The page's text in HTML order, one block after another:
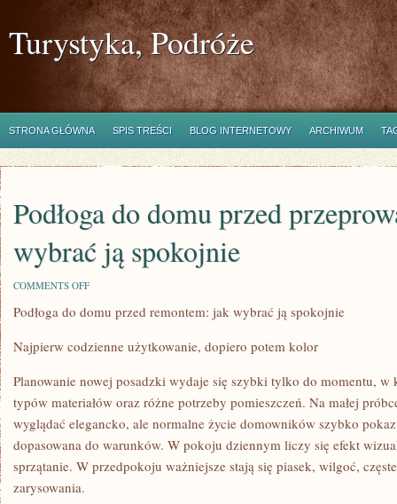
Turystyka, Podróże
STRONA GŁÓWNA SPIS TREŚCI BLOG INTERNETOWY ARCHIWUM
Podłoga do domu przed
wybrać ją spokojnie
COMMENTS OFFON
DO
PRZEPROWADZKĄ:
WYBRAĆ
SPOKOJNIE
Podłoga do domu przed remontem: jak wybrać ją spokojnie
Najpierw codzienne użytkowanie, dopiero potem kolor
Planowanie nowej posadzki wydaje się szybki tylko do momentu,
typów materiałów oraz różne potrzeby pomieszczeń. Na małej
wyglądać elegancko, ale normalne życie domowników szybko
dopasowana do warunków. W pokoju dziennym liczy się efekt
sprzątanie. W przedpokoju ważniejsze stają się piasek, wilgoć,
zarysowania.